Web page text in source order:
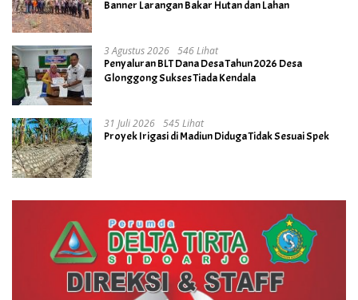
Banner Larangan Bakar Hutan dan Lahan
3 Agustus 2026 546 Lihat
Penyaluran BLT Dana Desa Tahun 2026 Desa
Glonggong Sukses Tiada Kendala
31 Juli 2026 545 Lihat
Proyek Irigasi di Madiun Diduga Tidak Sesuai Spek